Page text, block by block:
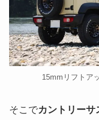
15mmリフトア
そこでカントリーサ